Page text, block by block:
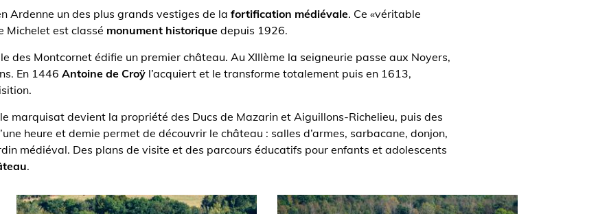
Ardenne un des plus grands vestiges de la fortification médiévale. Ce «véritable
Michelet est classé monument historiquedepuis 1926.
des Montcornet édifie un premier château. Au XIIIème la seigneurie passe aux Noyers,
En 1446 Antoine de Croÿl’acquiert et le transforme totalement puis en 1613,
marquisat devient la propriété des Ducs de Mazarin et Aiguillons-Richelieu, puis des
heure et demie permet de découvrir le château : salles d’armes, sarbacane, donjon,
médiéval. Des plans de visite et des parcours éducatifs pour enfants et adolescents
.